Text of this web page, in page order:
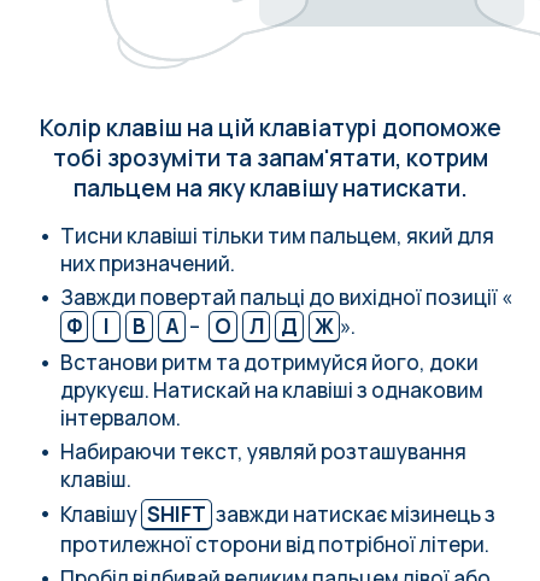
Колір клавіш на цій клавіатурі допоможе
тобі зрозуміти та запам'ятати, котрим
пальцем на яку клавішу натискати.
Тисни клавіші тільки тим пальцем, який для
них призначений.
Завжди повертай пальці до вихідної позиції «
Ф
І В А – О Л Д Ж ».
Встанови ритм та дотримуйся його, доки
друкуєш. Натискай на клавіші з однаковим
інтервалом.
Набираючи текст, уявляй розташування
клавіш.
Клавішу SHIFT завжди натискає мізинець з
протилежної сторони від потрібної літери.